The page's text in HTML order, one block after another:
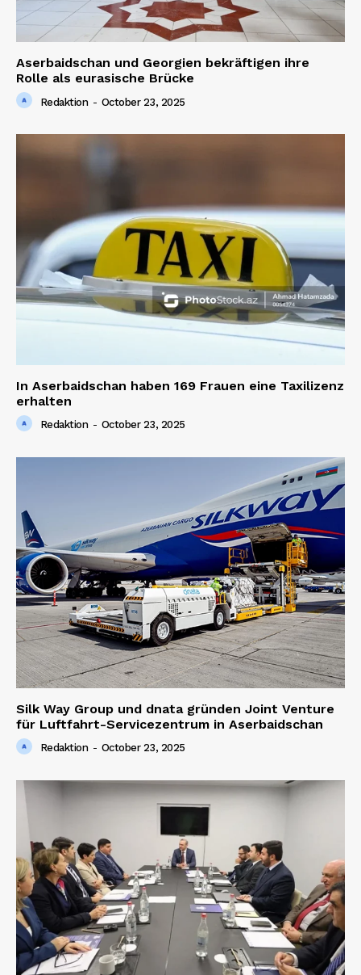
Aserbaidschan und Georgien bekräftigen ihre
Rolle als eurasische Brücke
Redaktion - October 23, 2025
In Aserbaidschan haben 169 Frauen eine Taxilizenz
erhalten
Redaktion - October 23, 2025
Silk Way Group und dnata gründen Joint Venture
für Luftfahrt-Servicezentrum in Aserbaidschan
Redaktion - October 23, 2025